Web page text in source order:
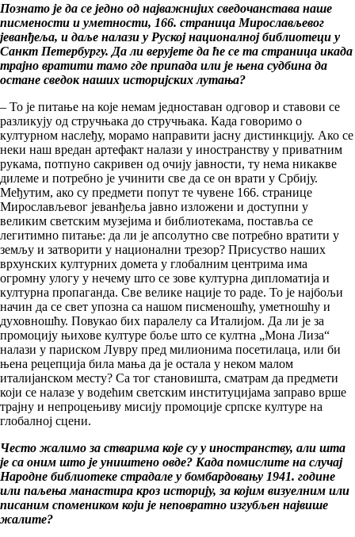
Познато је да се једно од најважнијих сведочанстава наше
писмености и уметности, 166. страница Мирослављевог
јеванђеља, и даље налази у Руској националној библиотеци у
Санкт Петербургу. Да ли верујете да ће се та страница икада
трајно вратити тамо где припада или је њена судбина да
остане сведок наших историјских лутања?
– То је питање на које немам једноставан одговор и ставови се
разликују од стручњака до стручњака. Када говоримо о
културном наслеђу, морамо направити јасну дистинкцију. Ако се
неки наш вредан артефакт налази у иностранству у приватним
рукама, потпуно сакривен од очију јавности, ту нема никакве
дилеме и потребно је учинити све да се он врати у Србију.
Међутим, ако су предмети попут те чувене 166. странице
Мирослављевог јеванђеља јавно изложени и доступни у
великим светским музејима и библиотекама, поставља се
легитимно питање: да ли је апсолутно све потребно вратити у
земљу и затворити у национални трезор? Присуство наших
врхунских културних домета у глобалним центрима има
огромну улогу у нечему што се зове културна дипломатија и
културна пропаганда. Све велике нације то раде. То је најбољи
начин да се свет упозна са нашом писменошћу, уметношћу и
духовношћу. Повукао бих паралелу са Италијом. Да ли је за
промоцију њихове културе боље што се култна „Мона Лиза“
налази у париском Лувру пред милионима посетилаца, или би
њена рецепција била мања да је остала у неком малом
италијанском месту? Са тог становишта, сматрам да предмети
који се налазе у водећим светским институцијама заправо врше
трајну и непроцењиву мисију промоције српске културе на
глобалној сцени.
Често жалимо за стварима које су у иностранству, али шта
је са оним што је уништено овде? Када помислите на случај
Народне библиотеке страдале у бомбардовању 1941. године
или паљења манастира кроз историју, за којим визуелним или
писаним спомеником који је неповратно изгубљен највише
жалите?